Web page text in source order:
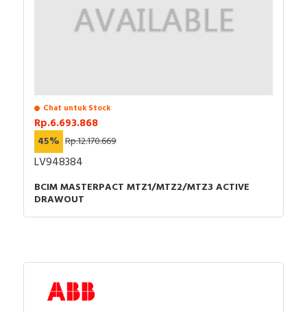
Chat untuk Stock
Rp.6.693.868
45% Rp.12.170.669
LV948384
BCIM MASTERPACT MTZ1/MTZ2/MTZ3 ACTIVE
DRAWOUT